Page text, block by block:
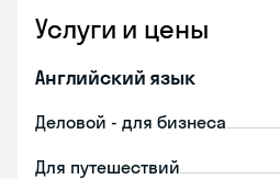
Услуги и цены
Английский язык
Деловой - для бизнеса
Для путешествий